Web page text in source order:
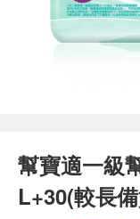
幫寶適一級
L+30(較長